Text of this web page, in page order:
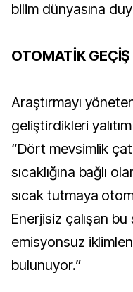
bilim dünyasına
OTOMATİK GEÇİŞ
Araştırmayı
geliştirdikleri
“Dört mevsimlik
sıcaklığına bağlı
sıcak tutmaya
Enerjisiz çalışan
emisyonsuz
bulunuyor.”